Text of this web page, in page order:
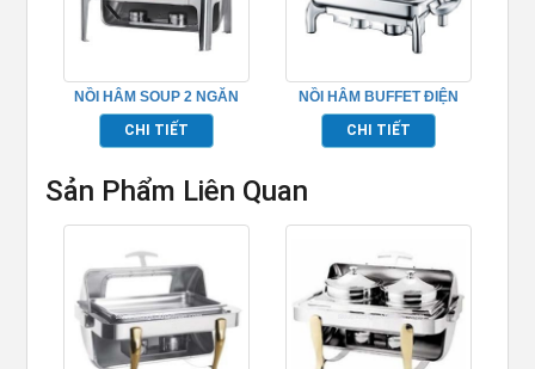
NỒI HÂM SOUP 2 NGĂN
BUFFET TP697002
CHI TIẾT
NỒI HÂM BUFFET ĐIỆN
HÌNH CHỮ NHẬT NẮP
KIẾNG CAO CẤP
CHI TIẾT
Sản Phẩm Liên Quan